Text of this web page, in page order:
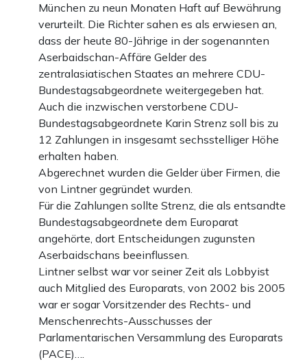
München zu neun Monaten Haft auf Bewährung
verurteilt. Die Richter sahen es als erwiesen an,
dass der heute 80-Jährige in der sogenannten
Aserbaidschan-Affäre Gelder des
zentralasiatischen Staates an mehrere CDU-
Bundestagsabgeordnete weitergegeben hat.
Auch die inzwischen verstorbene CDU-
Bundestagsabgeordnete Karin Strenz soll bis zu
12 Zahlungen in insgesamt sechsstelliger Höhe
erhalten haben.
Abgerechnet wurden die Gelder über Firmen, die
von Lintner gegründet wurden.
Für die Zahlungen sollte Strenz, die als entsandte
Bundestagsabgeordnete dem Europarat
angehörte, dort Entscheidungen zugunsten
Aserbaidschans beeinflussen.
Lintner selbst war vor seiner Zeit als Lobbyist
auch Mitglied des Europarats, von 2002 bis 2005
war er sogar Vorsitzender des Rechts- und
Menschenrechts-Ausschusses der
Parlamentarischen Versammlung des Europarats
(PACE)….